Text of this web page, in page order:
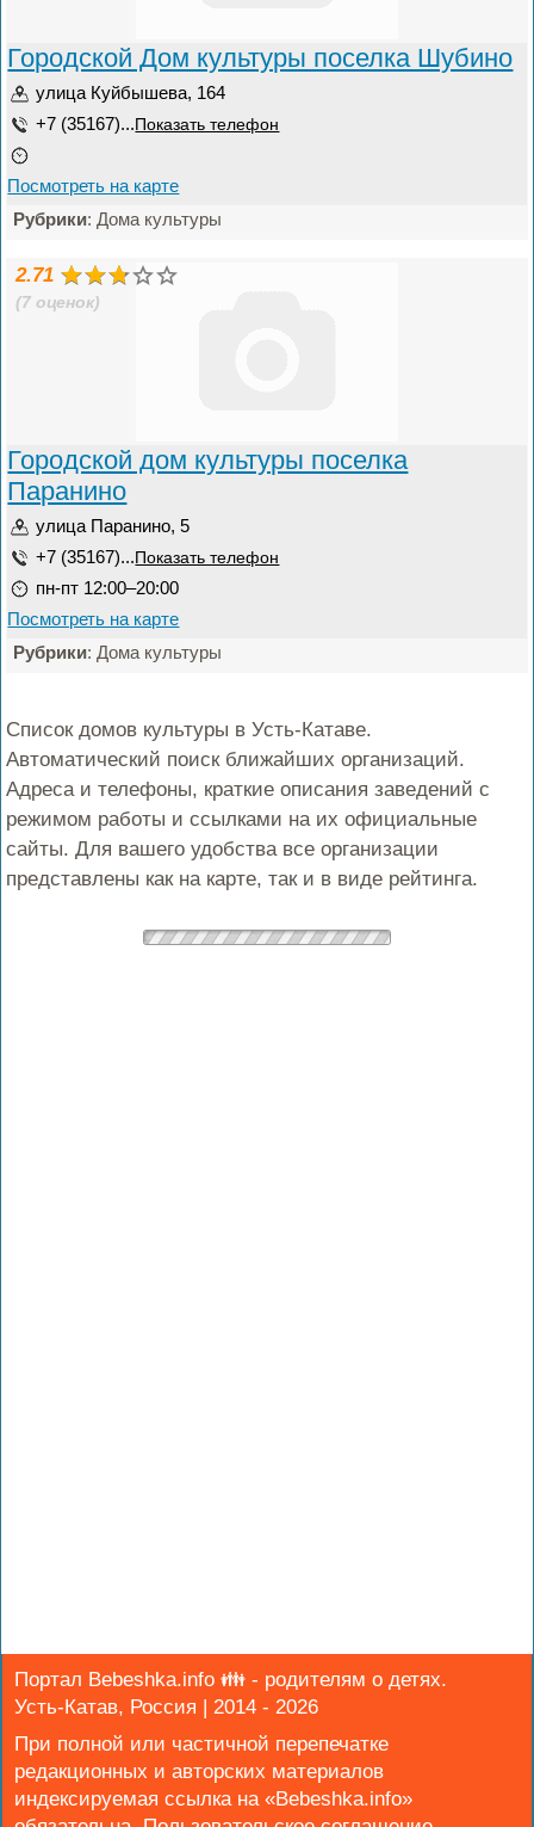
Городской Дом культуры поселка Шубино
улица Куйбышева, 164
+7 (35167)... Показать телефон
Посмотреть на карте
Рубрики: Дома культуры
2.71
(7 оценок)
Городской дом культуры поселка
Паранино
улица Паранино, 5
+7 (35167)... Показать телефон
пн-пт 12:00–20:00
Посмотреть на карте
Рубрики: Дома культуры
Список домов культуры в Усть-Катаве.
Автоматический поиск ближайших организаций.
Адреса и телефоны, краткие описания заведений с
режимом работы и ссылками на их официальные
сайты. Для вашего удобства все организации
представлены как на карте, так и в виде рейтинга.
Портал Bebeshka.info 👪 - родителям о детях.
Усть-Катав, Россия | 2014 - 2026
При полной или частичной перепечатке
редакционных и авторских материалов
индексируемая ссылка на «Bebeshka.info»